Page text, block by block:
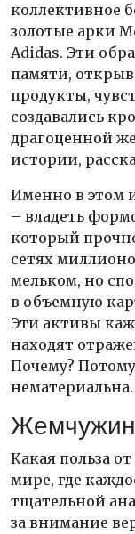
коллективное
золотые арки
Adidas. Эти
памяти,
продукты,
создавались
драгоценной
истории,
Именно в этом
– владеть
который
сетях
мельком, но
в объемную
Эти активы
находят
Почему?
нематериальна.
Какая польза
мире, где
тщательной
за внимание